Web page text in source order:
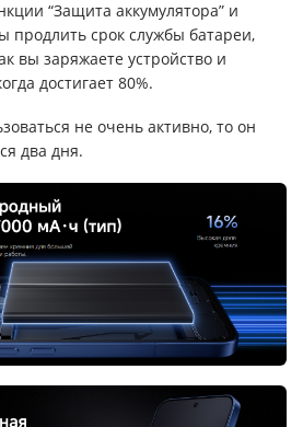
“Защита аккумулятора” и
продлить срок службы батареи,
вы заряжаете устройство и
достигает 80%.
не очень активно, то он
два дня.